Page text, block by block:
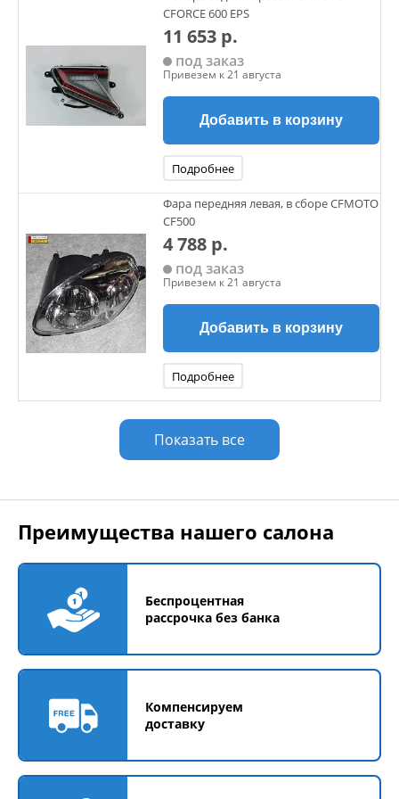
CFORCE 600 EPS
11 653 р.
под заказ
Привезем к 21 августа
Добавить в корзину
Подробнее
Фара передняя левая, в сборе CFMOTO
CF500
4 788 р.
под заказ
Привезем к 21 августа
Добавить в корзину
Подробнее
Показать все
Преимущества нашего салона
Беспроцентная
рассрочка без банка
Компенсируем
доставку